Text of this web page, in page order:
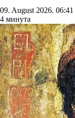
09. August 2026. 06:41
4 минута